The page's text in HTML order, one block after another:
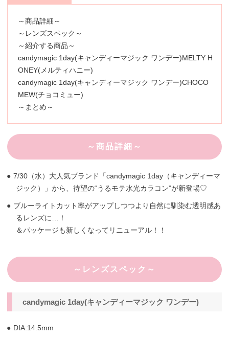
～商品詳細～
～レンズスペック～
～紹介する商品～
candymagic 1day(キャンディーマジック ワンデー)MELTY H
ONEY(メルティハニー)
candymagic 1day(キャンディーマジック ワンデー)CHOCO
MEW(チョコミュー)
～まとめ～
～商品詳細～
7/30（水）大人気ブランド「candymagic 1day（キャンディーマ
ジック）」から、待望の“うるモテ水光カラコン”が新登場♡
ブルーライトカット率がアップしつつより自然に馴染む透明感あ
るレンズに…！
＆パッケージも新しくなってリニューアル！！
～レンズスペック～
candymagic 1day(キャンディーマジック ワンデー)
DIA:14.5mm